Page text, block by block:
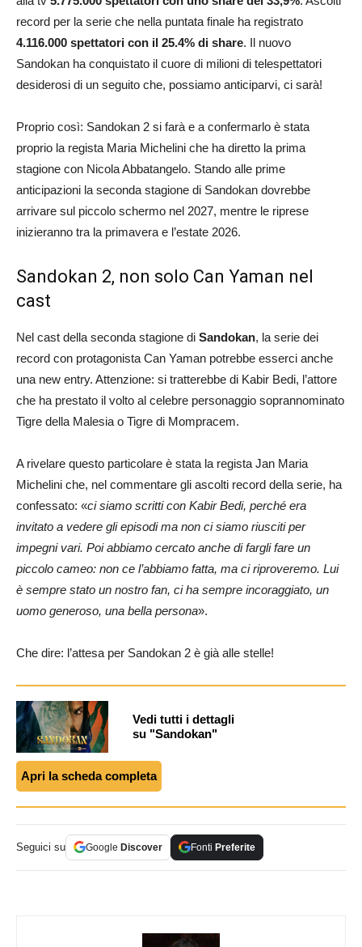
record per la serie che nella puntata finale ha registrato
4.116.000 spettatori con il 25.4% di share. Il nuovo
Sandokan ha conquistato il cuore di milioni di telespettatori
desiderosi di un seguito che, possiamo anticiparvi, ci sarà!
Proprio così: Sandokan 2 si farà e a confermarlo è stata
proprio la regista Maria Michelini che ha diretto la prima
stagione con Nicola Abbatangelo. Stando alle prime
anticipazioni la seconda stagione di Sandokan dovrebbe
arrivare sul piccolo schermo nel 2027, mentre le riprese
inizieranno tra la primavera e l’estate 2026.
Sandokan 2, non solo Can Yaman nel
cast
Nel cast della seconda stagione di Sandokan, la serie dei
record con protagonista Can Yaman potrebbe esserci anche
una new entry. Attenzione: si tratterebbe di Kabir Bedi, l’attore
che ha prestato il volto al celebre personaggio soprannominato
Tigre della Malesia o Tigre di Mompracem.
A rivelare questo particolare è stata la regista Jan Maria
Michelini che, nel commentare gli ascolti record della serie, ha
confessato: «ci siamo scritti con Kabir Bedi, perché era
invitato a vedere gli episodi ma non ci siamo riusciti per
impegni vari. Poi abbiamo cercato anche di fargli fare un
piccolo cameo: non ce l’abbiamo fatta, ma ci riproveremo. Lui
è sempre stato un nostro fan, ci ha sempre incoraggiato, un
uomo generoso, una bella persona».
Che dire: l’attesa per Sandokan 2 è già alle stelle!
Vedi tutti i dettagli
su "Sandokan"
Apri la scheda completa
Seguici su Google Discover Fonti Preferite